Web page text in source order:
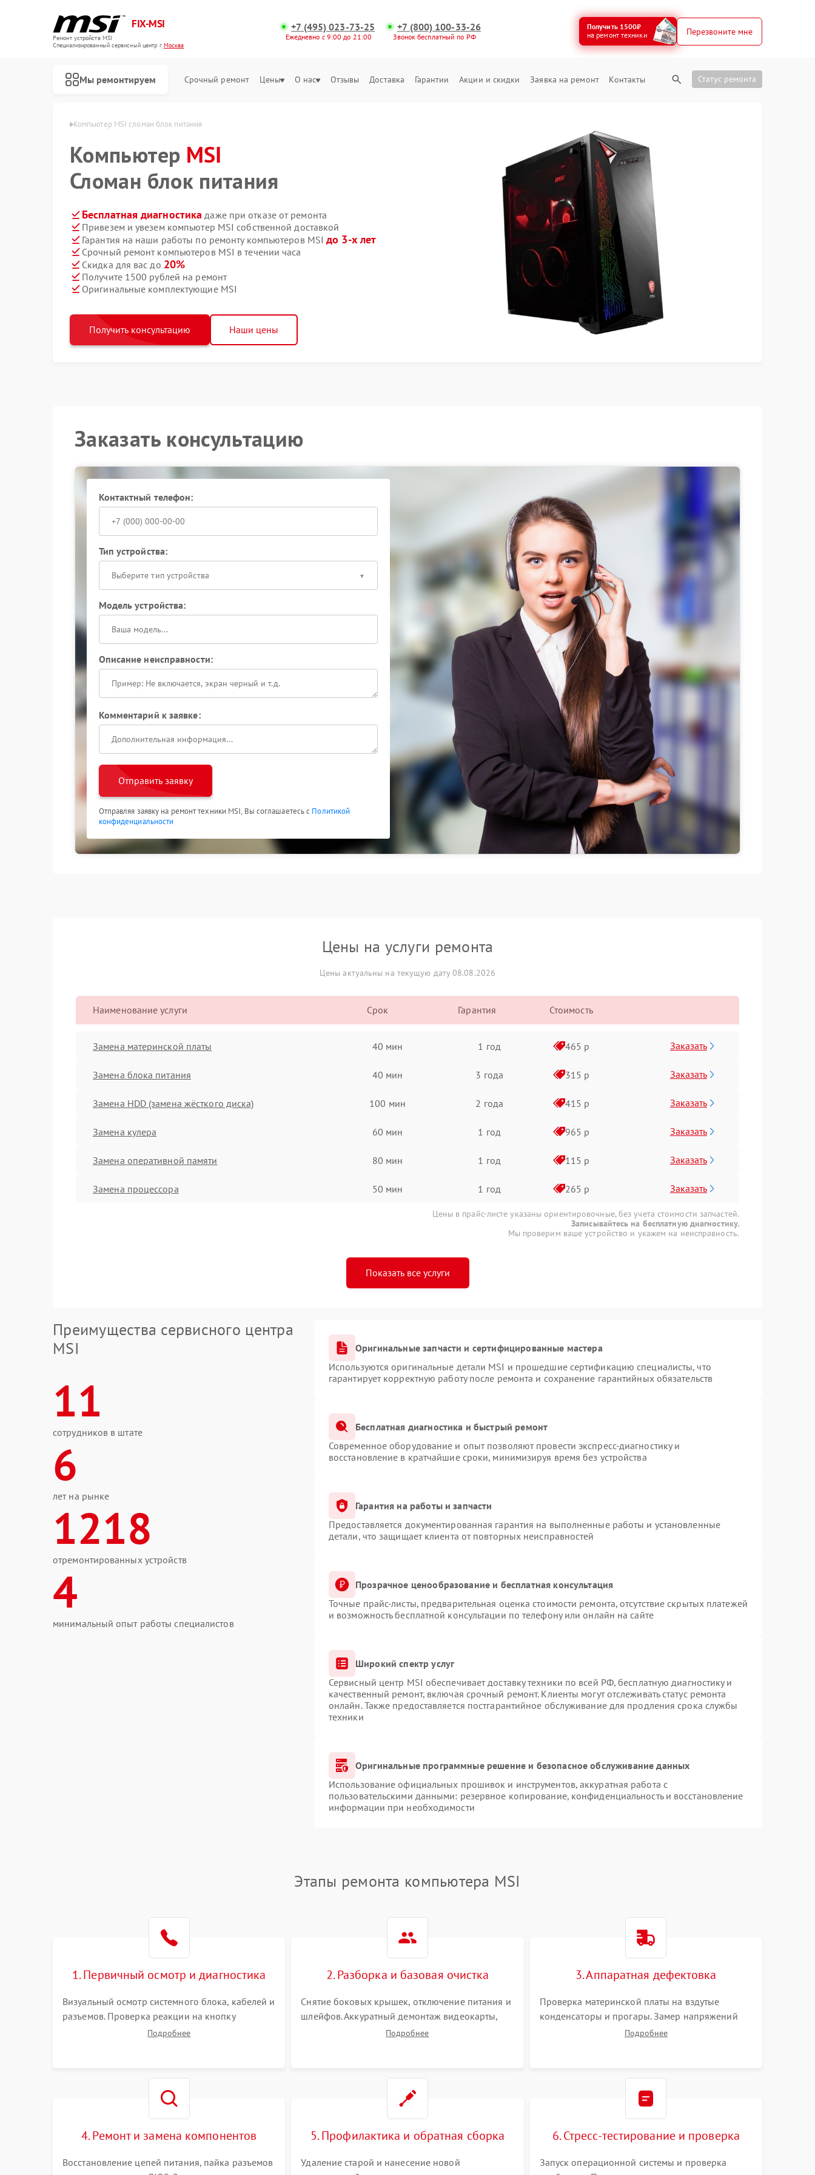
FIX-MSI
Ремонт устройств MSI
Специализированный cервисный центр г.Москва
+7 (495) 023-73-25
Ежедневно с 9:00 до 21:00
+7 (800) 100-33-26
Звонок бесплатный по РФ
Получить 1500₽
на ремонт техники
Перезвоните мне
Мы ремонтируем Срочный ремонт Цены О нас Отзывы Доставка Гарантии Акции и скидки Заявка на ремонт Контакты Статус ремонта
Компьютер MSI сломан блок питания
Компьютер MSI
Сломан блок питания
Бесплатная диагностика даже при отказе от ремонта
Привезем и увезем компьютер MSI собственной доставкой
Гарантия на наши работы по ремонту компьютеров MSIдо 3-х лет
Срочный ремонт компьютеров MSI в течении часа
Скидка для вас до 20%
Получите 1500 рублей на ремонт
Оригинальные комплектующие MSI
Получить консультацию Наши цены
Заказать консультацию
Контактный телефон:
Тип устройства:
Выберите тип устройства
Модель устройства:
Описание неисправности:
Комментарий к заявке:
Отправить заявку
Отправляя заявку на ремонт техники MSI, Вы соглашаетесь с Политикой
конфиденциальности
Цены на услуги ремонта
Цены актуальны на текущую дату 08.08.2026
Наименование услуги Срок Гарантия Стоимость
Замена материнской платы 40 мин 1 год 465 р Заказать
Замена блока питания 40 мин 3 года 315 р Заказать
Замена HDD (замена жёсткого диска) 100 мин 2 года 415 р Заказать
Замена кулера 60 мин 1 год 965 р Заказать
Замена оперативной памяти 80 мин 1 год 115 р Заказать
Замена процессора 50 мин 1 год 265 р Заказать
Цены в прайс-листе указаны ориентировочные, без учета стоимости запчастей.
Записывайтесь на бесплатную диагностику.
Мы проверим ваше устройство и укажем на неисправность.
Показать все услуги
Преимущества сервисного центра
MSI
11
сотрудников в штате
6
лет на рынке
1218
отремонтированных устройств
4
минимальный опыт работы специалистов
Оригинальные запчасти и сертифицированные мастера
Используются оригинальные детали MSI и прошедшие сертификацию специалисты, что
гарантирует корректную работу после ремонта и сохранение гарантийных обязательств
Бесплатная диагностика и быстрый ремонт
Современное оборудование и опыт позволяют провести экспресс-диагностику и
восстановление в кратчайшие сроки, минимизируя время без устройства
Гарантия на работы и запчасти
Предоставляется документированная гарантия на выполненные работы и установленные
детали, что защищает клиента от повторных неисправностей
Прозрачное ценообразование и бесплатная консультация
Точные прайс-листы, предварительная оценка стоимости ремонта, отсутствие скрытых платежей
и возможность бесплатной консультации по телефону или онлайн на сайте
Широкий спектр услуг
Сервисный центр MSI обеспечивает доставку техники по всей РФ, бесплатную диагностику и
качественный ремонт, включая срочный ремонт. Клиенты могут отслеживать статус ремонта
онлайн. Также предоставляется постгарантийное обслуживание для продления срока службы
техники
Оригинальные программные решение и безопасное обслуживание данных
Использование официальных прошивок и инструментов, аккуратная работа с
пользовательскими данными: резервное копирование, конфиденциальность и восстановление
информации при необходимости
Этапы ремонта компьютера MSI
1. Первичный осмотр и диагностика
Визуальный осмотр системного блока, кабелей и
разъемов. Проверка реакции на кнопку
включения и звуковых сигналов POST. Оценка
Подробнее
2. Разборка и базовая очистка
Снятие боковых крышек, отключение питания и
шлейфов. Аккуратный демонтаж видеокарты,
оперативной памяти и кулеров. Тщательная
Подробнее
3. Аппаратная дефектовка
Проверка материнской платы на вздутые
конденсаторы и прогары. Замер напряжений
мультиметром. Тестирование оперативной
Подробнее
4. Ремонт и замена компонентов
Восстановление цепей питания, пайка разъемов
5. Профилактика и обратная сборка
Удаление старой и нанесение новой
6. Стресс-тестирование и проверка
Запуск операционной системы и проверка